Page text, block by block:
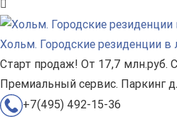
Хольм. Городские резиденции в
Старт продаж! От 17,7 млн.руб.
Премиальный сервис. Паркинг
+7(495) 492-15-36